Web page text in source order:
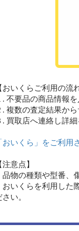
おいくらご利用の流
. 不要品の商品情報
. 複数の査定結果か
. 買取店へ連絡し詳
おいくら」をご利用
注意点】
品物の種類や型番、
おいくらを利用した
さい。